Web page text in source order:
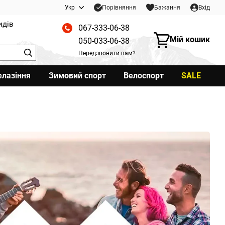
Укр Порівняння Бажання Вхід
067-333-06-38
050-033-06-38
Передзвонити вам?
Мій кошик
Зимовий спорт Велоспорт SALE